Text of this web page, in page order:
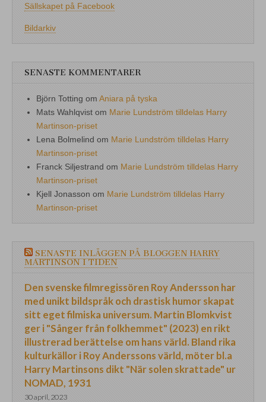
Sällskapet på Facebook
Bildarkiv
SENASTE KOMMENTARER
Björn Totting om Aniara på tyska
Mats Wahlqvist om Marie Lundström tilldelas Harry
Martinson-priset
Lena Bolmelind om Marie Lundström tilldelas Harry
Martinson-priset
Franck Siljestrand om Marie Lundström tilldelas Harry
Martinson-priset
Kjell Jonasson om Marie Lundström tilldelas Harry
Martinson-priset
SENASTE INLÄGGEN PÅ BLOGGEN HARRY
MARTINSON I TIDEN
Den svenske filmregissören Roy Andersson har
med unikt bildspråk och drastisk humor skapat
sitt eget filmiska universum. Martin Blomkvist
ger i "Sånger från folkhemmet" (2023) en rikt
illustrerad berättelse om hans värld. Bland rika
kulturkällor i Roy Anderssons värld, möter bl.a
Harry Martinsons dikt "När solen skrattade" ur
NOMAD, 1931
30 april, 2023